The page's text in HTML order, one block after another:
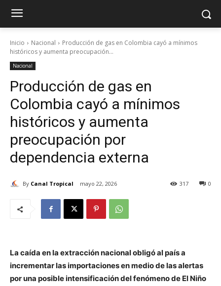
Inicio Nacional
Producción de gas en Colombia cayó a mínimos
históricos y aumenta preocupación...
Nacional
Producción de gas en
Colombia cayó a mínimos
históricos y aumenta
preocupación por
dependencia externa
By Canal Tropical mayo 22, 2026 0
317
La caída en la extracción nacional obligó al país a
incrementar las importaciones en medio de las alertas
por una posible intensificación del fenómeno de El Niño